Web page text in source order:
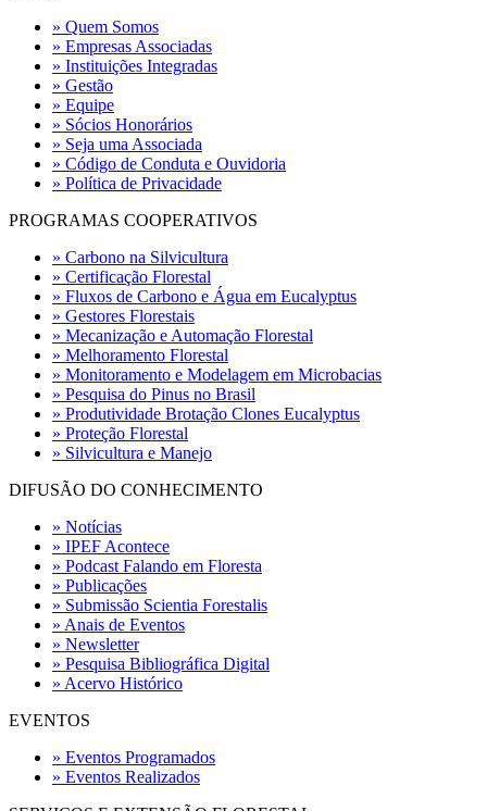
» Quem Somos
» Empresas Associadas
» Instituições Integradas
» Gestão
» Equipe
» Sócios Honorários
» Seja uma Associada
» Código de Conduta e Ouvidoria
» Política de Privacidade
PROGRAMAS COOPERATIVOS
» Carbono na Silvicultura
» Certificação Florestal
» Fluxos de Carbono e Água em Eucalyptus
» Gestores Florestais
» Mecanização e Automação Florestal
» Melhoramento Florestal
» Monitoramento e Modelagem em Microbacias
» Pesquisa do Pinus no Brasil
» Produtividade Brotação Clones Eucalyptus
» Proteção Florestal
» Silvicultura e Manejo
DIFUSÃO DO CONHECIMENTO
» Notícias
» IPEF Acontece
» Podcast Falando em Floresta
» Publicações
» Submissão Scientia Forestalis
» Anais de Eventos
» Newsletter
» Pesquisa Bibliográfica Digital
» Acervo Histórico
EVENTOS
» Eventos Programados
» Eventos Realizados